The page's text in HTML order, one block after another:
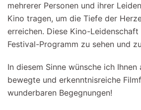
mehrerer Personen und ihrer
Kino tragen, um die Tiefe der
erreichen. Diese Kino-Leidenschaft
Festival-Programm zu sehen und
In diesem Sinne wünsche ich Ihnen
bewegte und erkenntnisreiche
wunderbaren Begegnungen!